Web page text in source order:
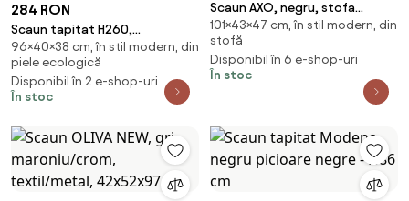
284 RON
Scaun tapitat H260,
maro/crom, piele
ecologica/metal, 40X38X96 cm
96×40×38 cm, în stil modern, din
piele ecologică
Disponibil în 2 e-shop-uri
În stoc
Scaun AXO, negru, stofa
catifelata/metal, 43x47x101 cm
101×43×47 cm, în stil modern, din
stofă
Disponibil în 6 e-shop-uri
În stoc